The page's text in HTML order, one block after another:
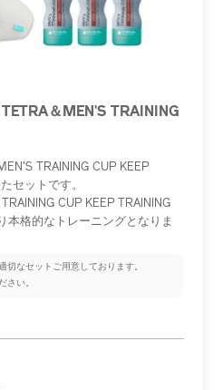
＆MEN'S TRAINING
TRAINING CUP KEEP
セットです。
CUP KEEP TRAINING
本格的なトレーニングとなりま
な​セットご用意しております。​
さい。​